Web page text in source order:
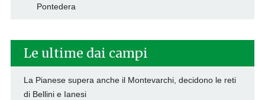
Pontedera
Le ultime dai campi
La Pianese supera anche il Montevarchi, decidono le reti
di Bellini e Ianesi